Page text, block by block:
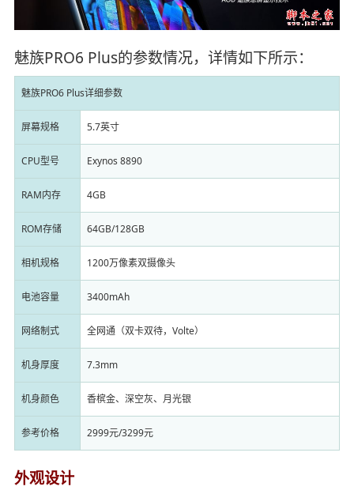
魅族PRO6 Plus的参数情况，详情如下所示：
魅族PRO6 Plus详细参数
屏幕规格 5.7英寸
CPU型号 Exynos 8890
RAM内存 4GB
ROM存储 64GB/128GB
相机规格 1200万像素双摄像头
电池容量 3400mAh
网络制式 全网通（双卡双待，Volte）
机身厚度 7.3mm
机身颜色 香槟金、深空灰、月光银
参考价格 2999元/3299元
外观设计